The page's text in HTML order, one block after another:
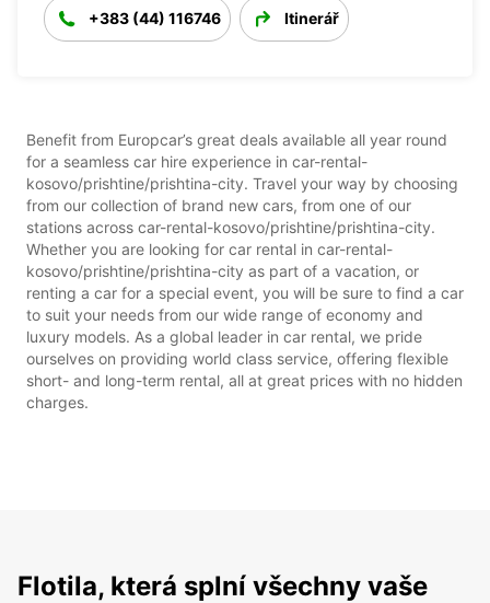
+383 (44) 116746 Itinerář
Benefit from Europcar’s great deals available all year round
for a seamless car hire experience in car-rental-
kosovo/prishtine/prishtina-city. Travel your way by choosing
from our collection of brand new cars, from one of our
stations across car-rental-kosovo/prishtine/prishtina-city.
Whether you are looking for car rental in car-rental-
kosovo/prishtine/prishtina-city as part of a vacation, or
renting a car for a special event, you will be sure to find a car
to suit your needs from our wide range of economy and
luxury models. As a global leader in car rental, we pride
ourselves on providing world class service, offering flexible
short- and long-term rental, all at great prices with no hidden
charges.
Flotila, která splní všechny vaše